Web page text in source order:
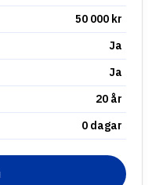
50 000 kr
Ja
Ja
20 år
0 dagar